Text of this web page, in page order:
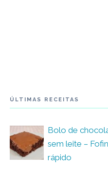
ÚLTIMAS RECEITAS
Bolo de
sem leite –
rápido